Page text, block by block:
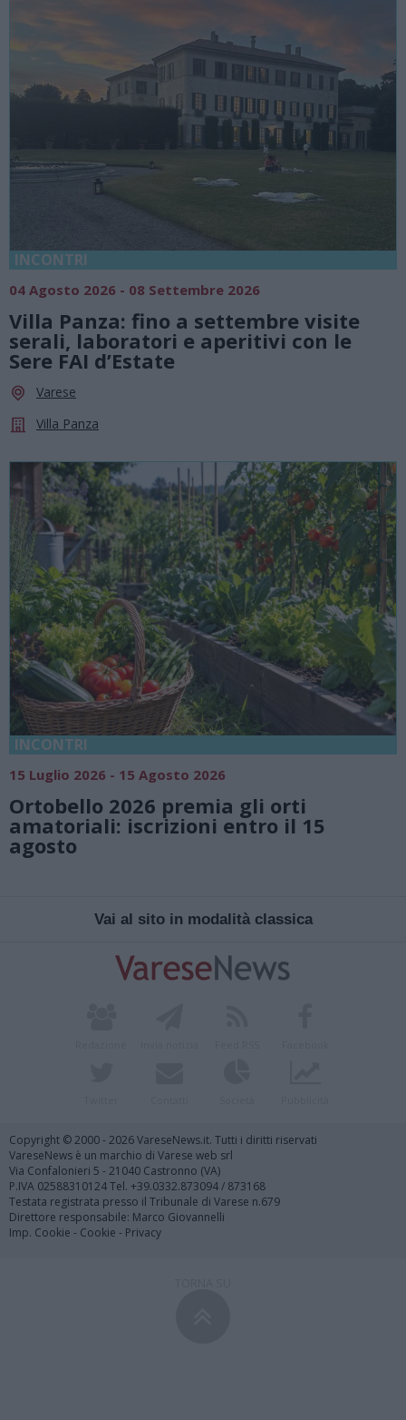
INCONTRI
04 Agosto 2026 - 08 Settembre 2026
Villa Panza: fino a settembre visite
serali, laboratori e aperitivi con le
Sere FAI d’Estate
Varese
Villa Panza
INCONTRI
15 Luglio 2026 - 15 Agosto 2026
Ortobello 2026 premia gli orti
amatoriali: iscrizioni entro il 15
agosto
Vai al sito in modalità classica
Copyright © 2000 - 2026 VareseNews.it. Tutti i diritti riservati
VareseNews è un marchio di Varese web srl
Via Confalonieri 5 - 21040 Castronno (VA)
P.IVA 02588310124 Tel. +39.0332.873094 / 873168
Testata registrata presso il Tribunale di Varese n.679
Direttore responsabile: Marco Giovannelli
Imp. Cookie - Cookie - Privacy